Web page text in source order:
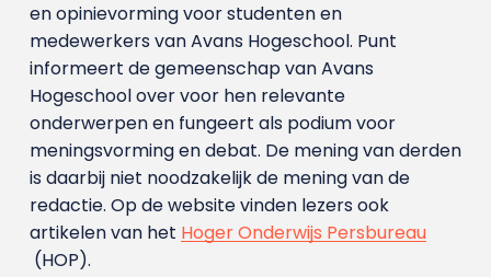
en opinievorming voor studenten en
medewerkers van Avans Hoge­school. Punt
informeert de gemeenschap van Avans
Hogeschool over voor hen relevante
onderwerpen en fungeert als podium voor
meningsvorming en debat. De mening van derden
is daarbij niet noodzakelijk de mening van de
redactie. Op de website vinden lezers ook
artikelen van het Hoger Onderwijs Persbureau
(HOP).